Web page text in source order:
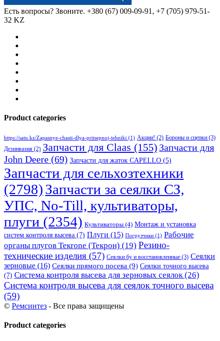
Есть вопросы? Звоните. +380 (67) 009-09-91, +7 (705) 979-51-
32 KZ
Product categories
https://satu.kz/Zapasnye-chasti-dlya-pritsepnoj-tehniki (1) Акции! (2) Бороны и сцепки (3)
Дезинвазия (2) Запчасти для Claas (155) Запчасти для
John Deere (69) Запчасти для жаток CAPELLO (5)
Запчасти для сельхозтехники
(2798)Запчасти за сеялки СЗ,
УПС, No-Till, культиваторы,
плуги (2354) Культиваторы (4) Монтаж и установка
систем контроля высева (7) Плуги (15) Погрузчики (1) Рабочие
органы плугов Текrоne (Текрон) (19) Резино-
технические изделия (57) Сеялки бу и восстановленные (3) Сеялки
зерновые (16) Сеялки прямого посева (9) Сеялки точного высева
(7) Система контроля высева для зерновых сеялок(26)
Система контроля высева для сеялок точного высева
(59)
© Ремсинтез - Все права защищены
Product categories